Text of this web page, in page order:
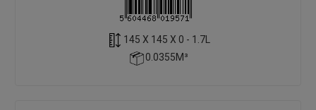
145 X 145 X 0 - 1.7L
0.0355M³